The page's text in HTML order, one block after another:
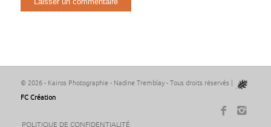
© 2026 - Kairos Photographie - Nadine Tremblay - Tous droits réservés |
FC Création
POLITIQUE DE CONFIDENTIALITÉ